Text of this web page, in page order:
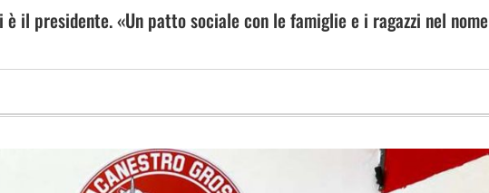
il presidente. «Un patto sociale con le famiglie e i ragazzi nel nome